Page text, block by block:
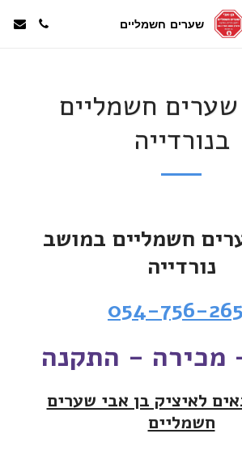
שערים חשמליים
שערים חשמליים
בנורדייה
חשמליים במושב
נורדייה
054-756-
מכירה - התקנה
לאיציק בן אבי שערים
חשמליים